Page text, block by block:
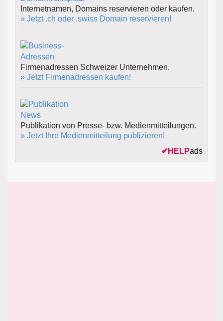
Internetnamen, Domains reservieren oder kaufen.
» Jetzt .ch oder .swiss Domain reservieren!
Firmenadressen Schweizer Unternehmen.
» Jetzt Firmenadressen kaufen!
Publikation von Presse- bzw. Medienmitteilungen.
» Jetzt Ihre Medienmitteilung publizieren!
✔ HELPads